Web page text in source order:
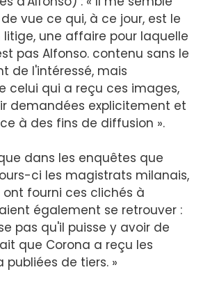
vue ce qui, à ce jour, est le
litige, une affaire pour laquelle
pas Alfonso. contenu sans le
de l'intéressé, mais
celui qui a reçu ces images,
demandées explicitement et
à des fins de diffusion ».
dans les enquêtes que
ci les magistrats milanais,
fourni ces clichés à
également se retrouver :
pas qu'il puisse y avoir de
que Corona a reçu les
publiées de tiers. »